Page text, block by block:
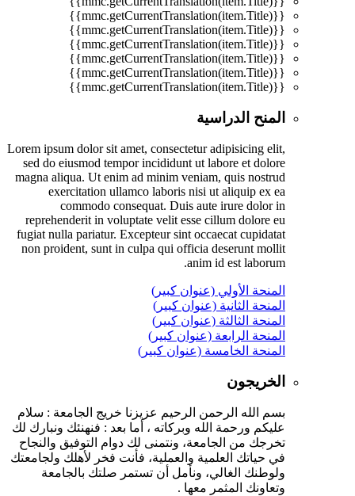
{{mmc.getCurrentTranslation(item.Title)}}
{{mmc.getCurrentTranslation(item.Title)}}
{{mmc.getCurrentTranslation(item.Title)}}
{{mmc.getCurrentTranslation(item.Title)}}
{{mmc.getCurrentTranslation(item.Title)}}
{{mmc.getCurrentTranslation(item.Title)}}
المنح الدراسية
Lorem ipsum dolor sit amet, consectetur adipisicing elit,
sed do eiusmod tempor incididunt ut labore et dolore
magna aliqua. Ut enim ad minim veniam, quis nostrud
exercitation ullamco laboris nisi ut aliquip ex ea
commodo consequat. Duis aute irure dolor in
reprehenderit in voluptate velit esse cillum dolore eu
fugiat nulla pariatur. Excepteur sint occaecat cupidatat
non proident, sunt in culpa qui officia deserunt mollit
anim id est laborum.
المنحة الأولي (عنوان كبير)
المنحة الثانية (عنوان كبير)
المنحة الثالثة (عنوان كبير)
المنحة الرابعة (عنوان كبير)
المنحة الخامسة (عنوان كبير)
الخريجون
بسم الله الرحمن الرحيم عزيزنا خريج الجامعة : سلام
عليكم ورحمة الله وبركاته ، أما بعد : فنهنئك ونبارك لك
تخرجك من الجامعة، ونتمنى لك دوام التوفيق والنجاح
في حياتك العلمية والعملية، فأنت فخر لأهلك ولجامعتك
ولوطنك الغالي، ونأمل أن تستمر صلتك بالجامعة
وتعاونك المثمر معها .